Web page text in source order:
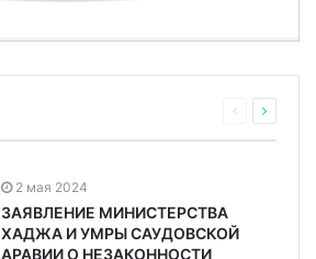
2 мая 2024
ЗАЯВЛЕНИЕ МИНИСТЕРСТВА
ХАДЖА И УМРЫ САУДОВСКОЙ
АРАВИИ О НЕЗАКОННОСТИ